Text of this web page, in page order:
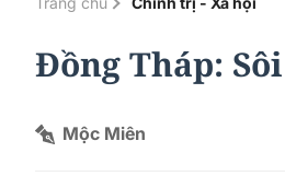
Đồng Tháp:
Mộc Miên